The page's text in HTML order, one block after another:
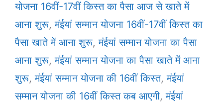
योजना 16वीं-17वीं किस्त का पैसा आज से खाते में
आना शुरू,मंईयां सम्मान योजना 16वीं-17वीं किस्त का
पैसा खाते में आना शुरू,मंईयां सम्मान योजना का पैसा
आना शुरू,मंईयां सम्मान योजना का पैसा खाते में आना
शुरू,मंईयां सम्मान योजना की 16वीं किस्त,मंईयां
सम्मान योजना की 16वीं किस्त कब आएगी,मंईयां